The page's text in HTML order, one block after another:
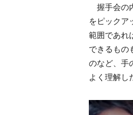
握手会の
をピックア
範囲であれ
できるもの
のなど、手
よく理解し